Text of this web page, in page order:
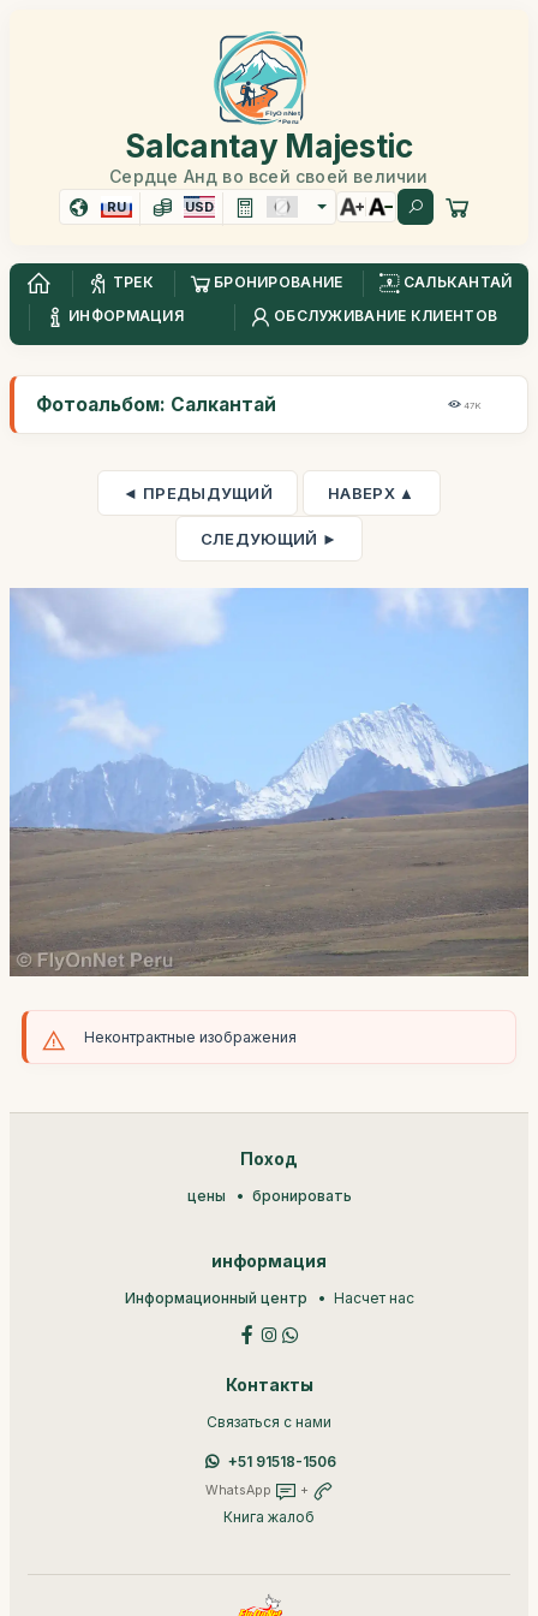
Salcantay Majestic
Сердце Анд во всей своей величии
RU USD
ТРЕК БРОНИРОВАНИЕ
САЛЬКАНТАЙ
ИНФОРМАЦИЯ
ОБСЛУЖИВАНИЕ КЛИЕНТОВ
Фотоальбом: Салкантай 47K
◄ ПРЕДЫДУЩИЙ НАВЕРХ ▲
СЛЕДУЮЩИЙ ►
Неконтрактные изображения
Поход
цены бронировать
информация
Информационный центр Насчет нас
Контакты
Связаться с нами
+51 91518-1506
WhatsApp +
Книга жалоб